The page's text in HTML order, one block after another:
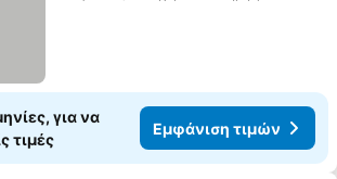
για να
τιμές
Εμφάνιση τιμών